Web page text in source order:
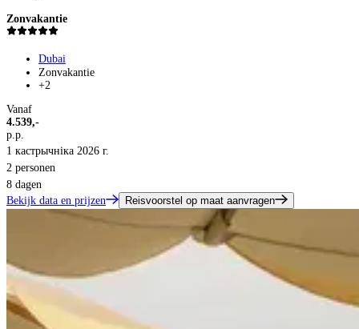
Zonvakantie
Dubai
Zonvakantie
+2
Vanaf
4.539,-
p.p.
1 кастрычніка 2026 г.
2 personen
8 dagen
Bekijk data en prijzen
Reisvoorstel op maat aanvragen